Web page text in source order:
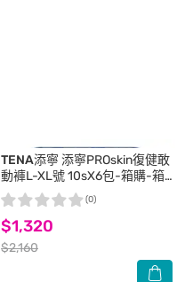
TENA添寧 添寧PROskin復健敢
動褲L-XL號 10sX6包-箱購-箱
購
$1,320
$2,160
(0)